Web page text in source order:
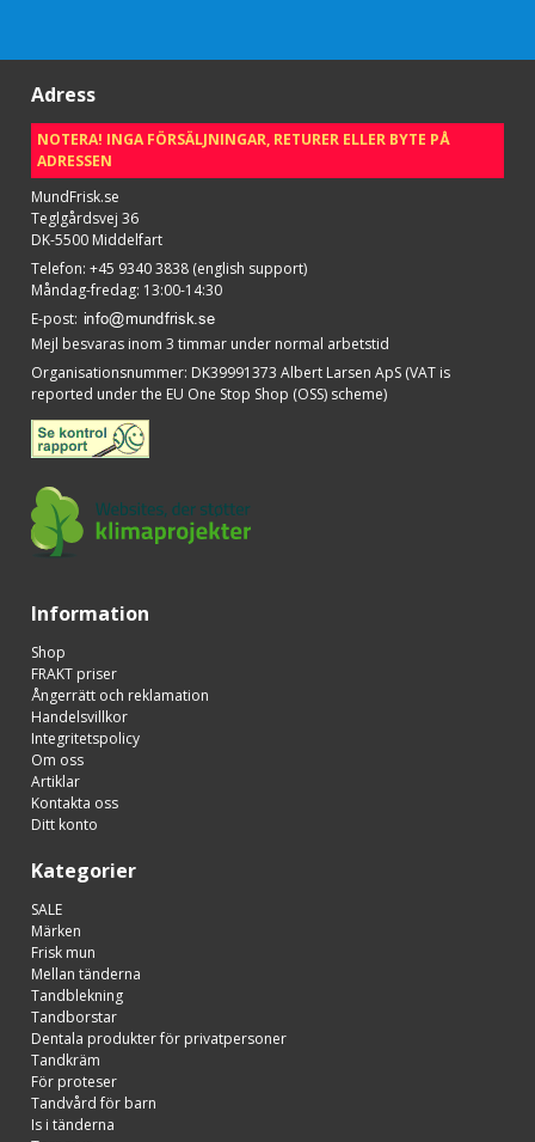
Adress
NOTERA! INGA FÖRSÄLJNINGAR, RETURER ELLER BYTE PÅ
ADRESSEN
MundFrisk.se
Teglgårdsvej 36
DK-5500 Middelfart
Telefon: +45 9340 3838 (english support)
Måndag-fredag: 13:00-14:30
E-post:
Mejl besvaras inom 3 timmar under normal arbetstid
Organisationsnummer: DK39991373 Albert Larsen ApS (VAT is
reported under the EU One Stop Shop (OSS) scheme)
Information
Shop
FRAKT priser
Ångerrätt och reklamation
Handelsvillkor
Integritetspolicy
Om oss
Artiklar
Kontakta oss
Ditt konto
Kategorier
SALE
Märken
Frisk mun
Mellan tänderna
Tandblekning
Tandborstar
Dentala produkter för privatpersoner
Tandkräm
För proteser
Tandvård för barn
Is i tänderna